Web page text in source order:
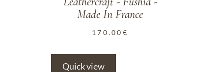
Made In France
170.00 €
Quick view